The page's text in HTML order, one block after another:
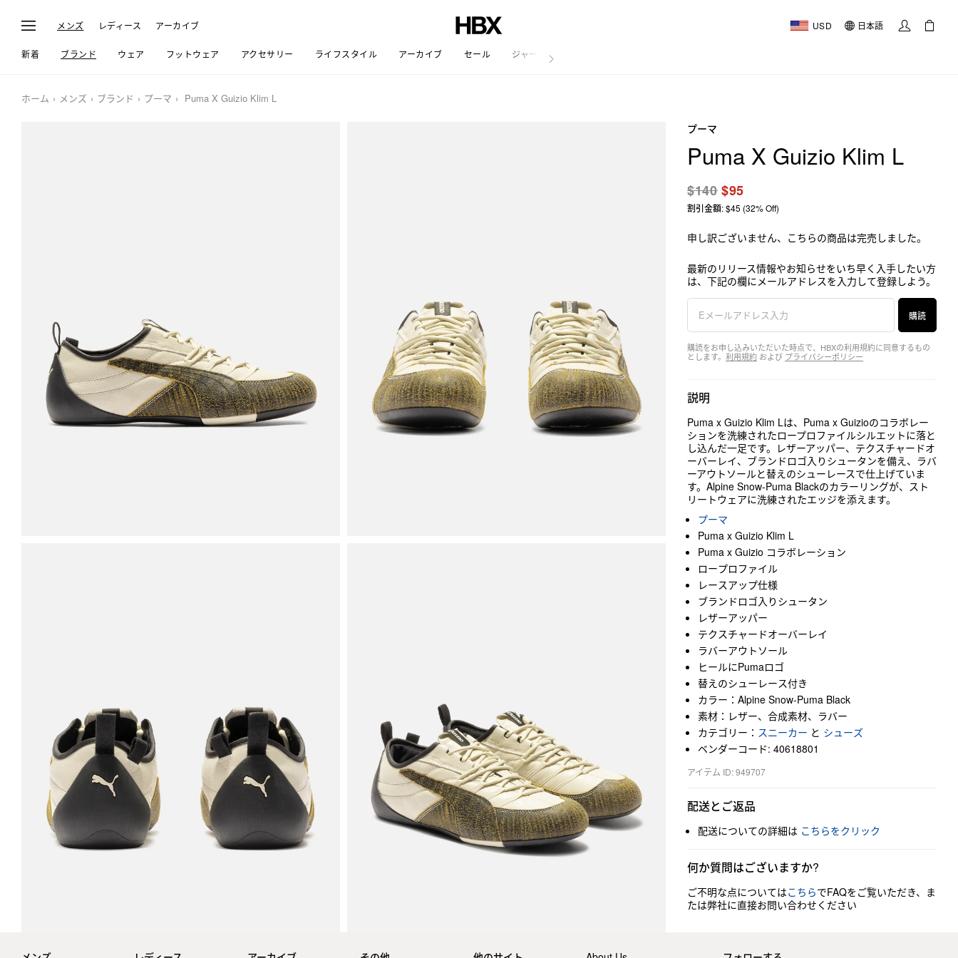
メンズ レディース アーカイブ USD 日本語
新着 ブランド ウェア フットウェア アクセサリー ライフスタイル アーカイブ セール ジャーナル
ホーム メンズ ブランド プーマ Puma X Guizio Klim L
プーマ
Puma X Guizio Klim L
$140$95
割引金額: $45 (32% Off)
申し訳ございません、こちらの商品は完売しました。
最新のリリース情報やお知らせをいち早く入手したい方
は、下記の欄にメールアドレスを入力して登録しよう。
購読
購読をお申し込みいただいた時点で、HBXの利用規約に同意するもの
とします。 利用規約 および プライバシーポリシー
説明
Puma x Guizio Klim Lは、Puma x Guizioのコラボレー
ションを洗練されたロープロファイルシルエットに落と
し込んだ一足です。レザーアッパー、テクスチャードオ
ーバーレイ、ブランドロゴ入りシュータンを備え、ラバ
ーアウトソールと替えのシューレースで仕上げていま
す。Alpine Snow-Puma Blackのカラーリングが、スト
リートウェアに洗練されたエッジを添えます。
プーマ
Puma x Guizio Klim L
Puma x Guizio コラボレーション
ロープロファイル
レースアップ仕様
ブランドロゴ入りシュータン
レザーアッパー
テクスチャードオーバーレイ
ラバーアウトソール
ヒールにPumaロゴ
替えのシューレース付き
カラー：Alpine Snow-Puma Black
素材：レザー、合成素材、ラバー
カテゴリー： スニーカー と シューズ
ベンダーコード: 40618801
アイテム ID: 949707
配送とご返品
配送についての詳細は こちらをクリック
何か質問はございますか?
ご不明な点についてはこちらでFAQをご覧いただき、ま
たは弊社に直接お問い合わせください